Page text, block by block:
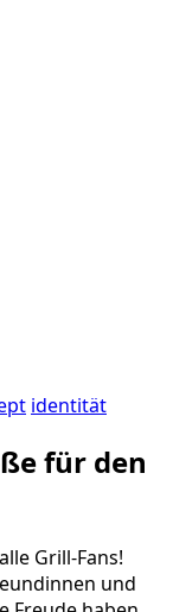
identität
für den
Grill-Fans!
und